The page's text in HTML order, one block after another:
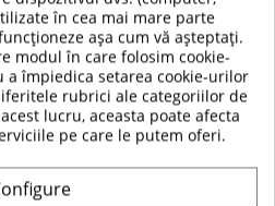
nu este inclusa)
350 kg
în cea mai mare parte
așa cum vă așteptați.
modul în care folosim cookie-
a împiedica setarea cookie-urilor
rubrici ale categoriilor de
lucru, aceasta poate afecta
pe care le putem oferi.